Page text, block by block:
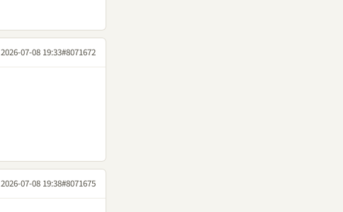
2026-07-08 19:33#8071672
2026-07-08 19:38#8071675